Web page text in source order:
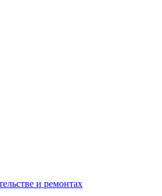
и ремонтах